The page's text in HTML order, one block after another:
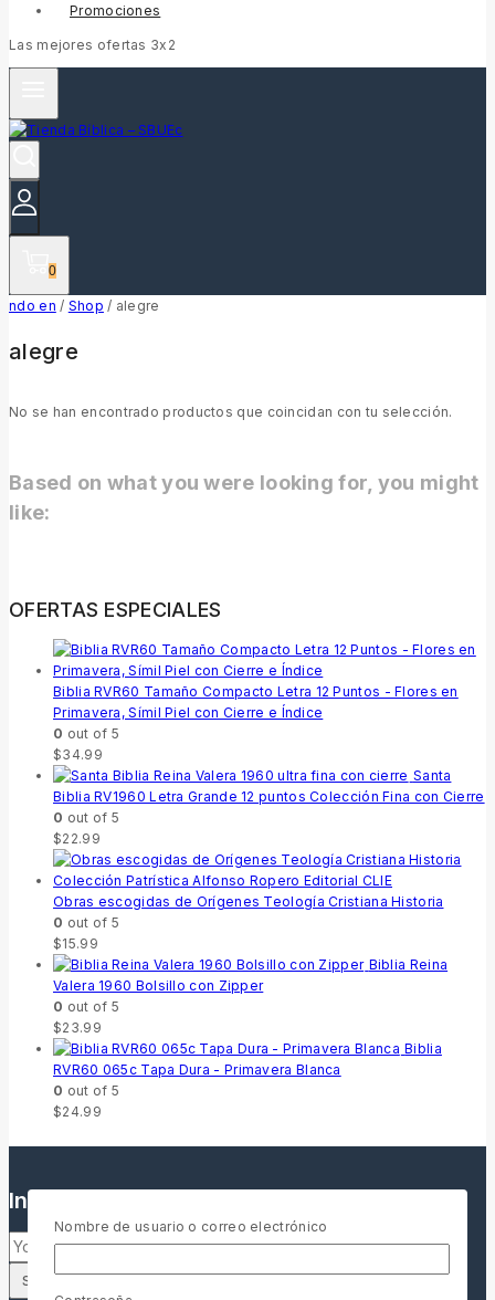
Promociones
Las mejores ofertas 3x2
0
ndo en / Shop / alegre
alegre
No se han encontrado productos que coincidan con tu selección.
Based on what you were looking for, you might
like:
OFERTAS ESPECIALES
Biblia RVR60 Tamaño Compacto Letra 12 Puntos - Flores en
Primavera, Símil Piel con Cierre e Índice
0 out of 5
$34.99
Santa
Biblia RV1960 Letra Grande 12 puntos Colección Fina con Cierre
0 out of 5
$22.99
Obras escogidas de Orígenes Teología Cristiana Historia
0 out of 5
$15.99
Biblia Reina
Valera 1960 Bolsillo con Zipper
0 out of 5
$23.99
Biblia
RVR60 065c Tapa Dura - Primavera Blanca
0 out of 5
$24.99
Inscríbete a nuestro boletín informativo
Nombre de usuario o correo electrónico